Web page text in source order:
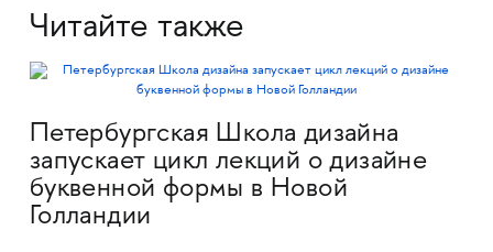
Читайте также
Петербургская Школа дизайна
запускает цикл лекций о дизайне
буквенной формы в Новой
Голландии